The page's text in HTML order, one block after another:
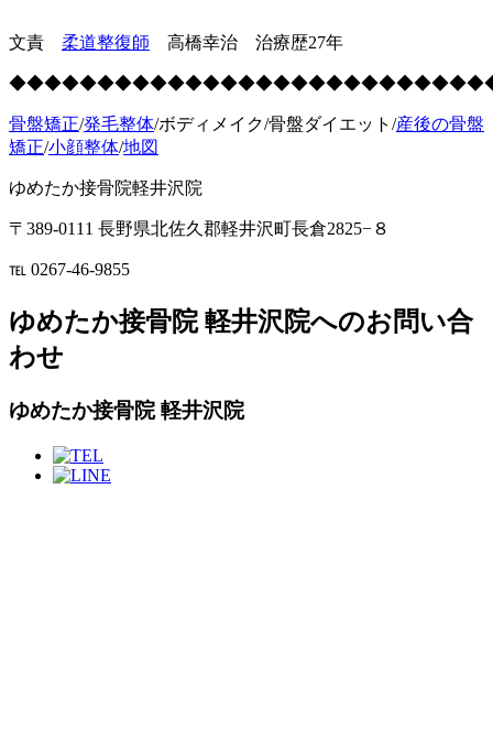
文責 柔道整復師 高橋幸治 治療歴27年
骨盤矯正/発毛整体/ボディメイク/骨盤ダイエット/産後の骨盤
矯正/小顔整体/地図
ゆめたか接骨院軽井沢院
〒389-0111 長野県北佐久郡軽井沢町長倉2825−８
℡ 0267-46-9855
ゆめたか接骨院 軽井沢院へのお問い合
わせ
ゆめたか接骨院 軽井沢院